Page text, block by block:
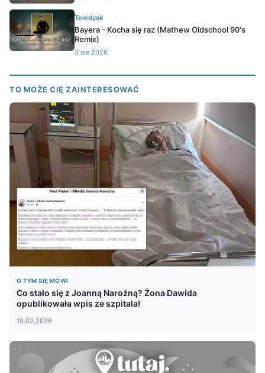
Teledysk
Bayera - Kocha się raz (Mathew Oldschool 90's
Remix)
3 sie 2026
TO MOŻE CIĘ ZAINTERESOWAĆ
O TYM SIĘ MÓWI
Co stało się z Joanną Narożną? Żona Dawida
opublikowała wpis ze szpitala!
19.02.2026